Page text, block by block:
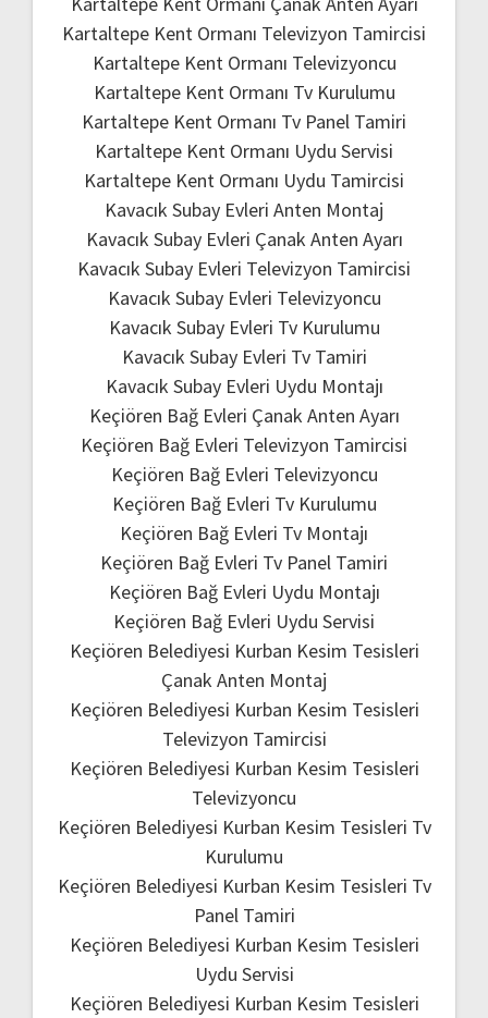
Kartaltepe Kent Ormanı Televizyon Tamircisi
Kartaltepe Kent Ormanı Televizyoncu
Kartaltepe Kent Ormanı Tv Kurulumu
Kartaltepe Kent Ormanı Tv Panel Tamiri
Kartaltepe Kent Ormanı Uydu Servisi
Kartaltepe Kent Ormanı Uydu Tamircisi
Kavacık Subay Evleri Anten Montaj
Kavacık Subay Evleri Çanak Anten Ayarı
Kavacık Subay Evleri Televizyon Tamircisi
Kavacık Subay Evleri Televizyoncu
Kavacık Subay Evleri Tv Kurulumu
Kavacık Subay Evleri Tv Tamiri
Kavacık Subay Evleri Uydu Montajı
Keçiören Bağ Evleri Çanak Anten Ayarı
Keçiören Bağ Evleri Televizyon Tamircisi
Keçiören Bağ Evleri Televizyoncu
Keçiören Bağ Evleri Tv Kurulumu
Keçiören Bağ Evleri Tv Montajı
Keçiören Bağ Evleri Tv Panel Tamiri
Keçiören Bağ Evleri Uydu Montajı
Keçiören Bağ Evleri Uydu Servisi
Keçiören Belediyesi Kurban Kesim Tesisleri
Çanak Anten Montaj
Keçiören Belediyesi Kurban Kesim Tesisleri
Televizyon Tamircisi
Keçiören Belediyesi Kurban Kesim Tesisleri
Televizyoncu
Keçiören Belediyesi Kurban Kesim Tesisleri Tv
Kurulumu
Keçiören Belediyesi Kurban Kesim Tesisleri Tv
Panel Tamiri
Keçiören Belediyesi Kurban Kesim Tesisleri
Uydu Servisi
Keçiören Belediyesi Kurban Kesim Tesisleri